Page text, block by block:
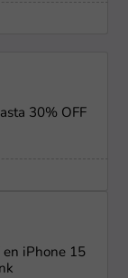
30% OFF
en iPhone 15